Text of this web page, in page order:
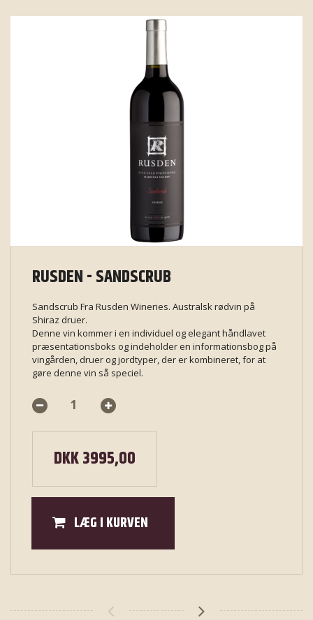
RUSDEN - SANDSCRUB
Sandscrub Fra Rusden Wineries. Australsk rødvin på
Shiraz druer.
Denne vin kommer i en individuel og elegant håndlavet
præsentationsboks og indeholder en informationsbog på
vingården, druer og jordtyper, der er kombineret, for at
gøre denne vin så speciel.
DKK 3995,00
LÆG I KURVEN